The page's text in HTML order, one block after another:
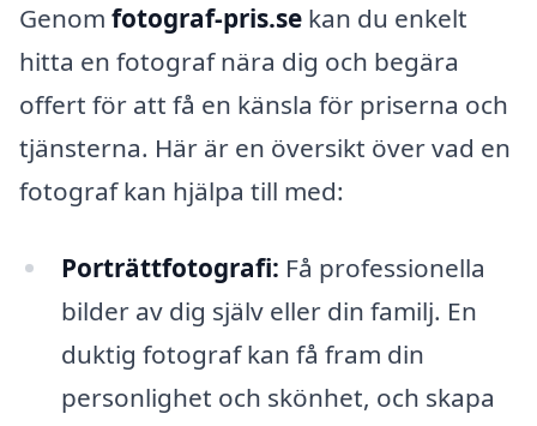
Genom fotograf-pris.se kan du enkelt
hitta en fotograf nära dig och begära
offert för att få en känsla för priserna och
tjänsterna. Här är en översikt över vad en
fotograf kan hjälpa till med:
Porträttfotografi: Få professionella
bilder av dig själv eller din familj. En
duktig fotograf kan få fram din
personlighet och skönhet, och skapa